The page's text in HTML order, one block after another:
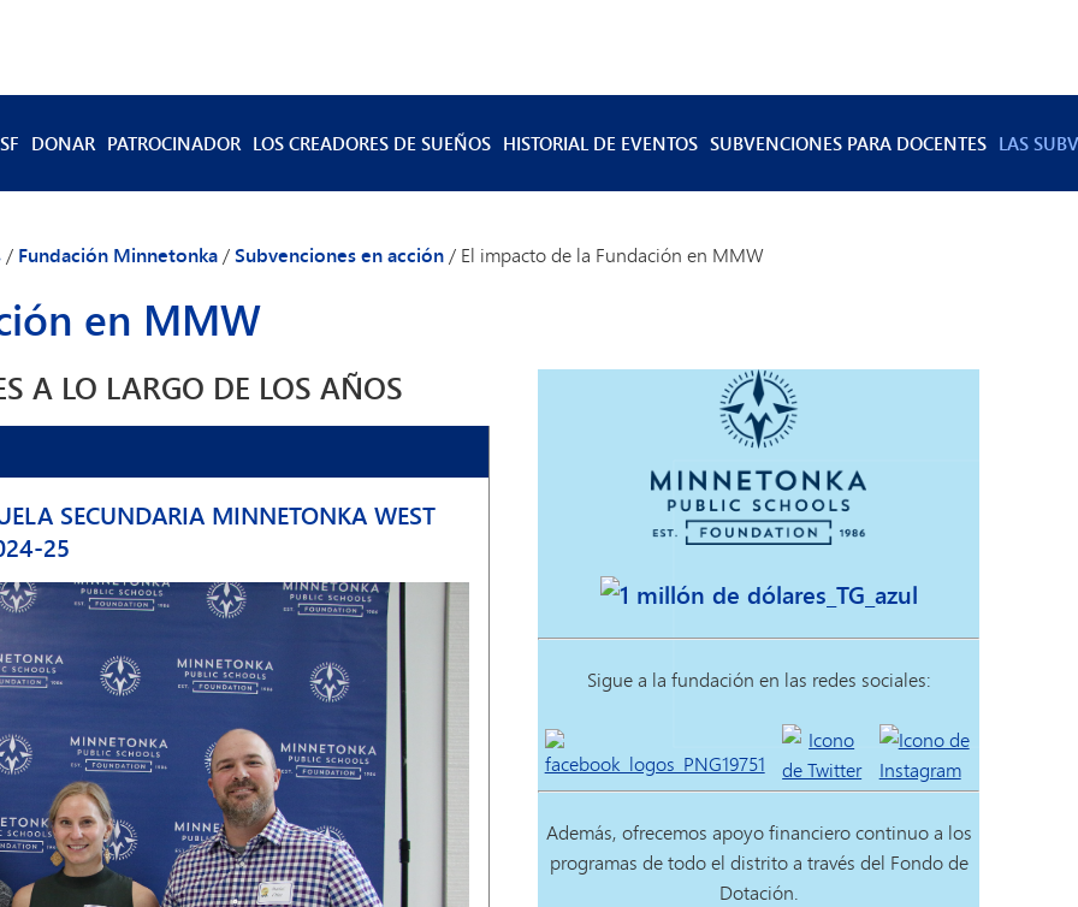
de la junta directiva
DONAR
Donaciones planificadas
PATROCINADOR LOS CREADORES DE SUEÑOS HISTORIAL DE EVENTOS SUBVENCIONES PARA DOCENTES LAS
/ Fundación Minnetonka/Subvenciones en acción/ El impacto de la Fundación en MMW
en MMW
A LO LARGO DE LOS AÑOS
SECUNDARIA MINNETONKA WEST
25
Sigue a la fundación en las redes sociales:
Además, ofrecemos apoyo financiero continuo a los
programas de todo el distrito a través del Fondo de
Dotación.